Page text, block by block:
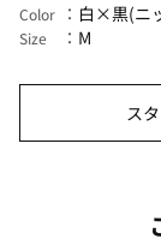
Color 白×黒(ニ
Size M
ス